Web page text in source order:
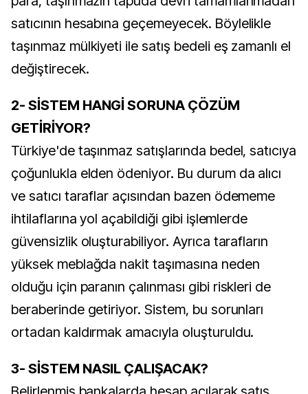
satıcının hesabına geçemeyecek. Böylelikle
taşınmaz mülkiyeti ile satış bedeli eş zamanlı el
değiştirecek.
2- SİSTEM HANGİ SORUNA ÇÖZÜM
GETİRİYOR?
Türkiye'de taşınmaz satışlarında bedel, satıcıya
çoğunlukla elden ödeniyor. Bu durum da alıcı
ve satıcı taraflar açısından bazen ödememe
ihtilaflarına yol açabildiği gibi işlemlerde
güvensizlik oluşturabiliyor. Ayrıca tarafların
yüksek meblağda nakit taşımasına neden
olduğu için paranın çalınması gibi riskleri de
beraberinde getiriyor. Sistem, bu sorunları
ortadan kaldırmak amacıyla oluşturuldu.
3- SİSTEM NASIL ÇALIŞACAK?